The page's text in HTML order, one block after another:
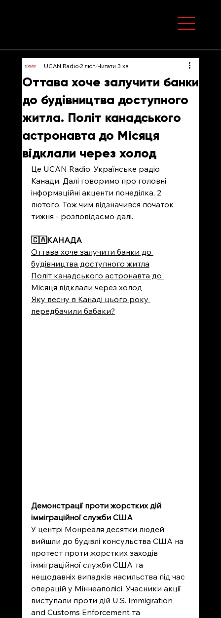
Оттава хоче залучити банки
до будівництва доступного
житла. Політ канадського
астронавта до Місяця
відклали через холод
UCAN Radio2 лют. Читати 3 хв
Це UCAN Radio. Українське радіо
Канади. Далі говоримо про головні
інформаційні акценти понеділка, 2
лютого. Тож чим відзначився початок
тижня - розповідаємо далі.
🇨🇦КАНАДА
Оттава хоче залучити банки до
будівництва доступного житла
Політ канадського астронавта до
Місяця відклали через холод
Яку весну в Канаді цього року
передбачили бабаки?
Демонстрації проти жорстких дій
імміграційної служби США
У центрі Монреаля десятки людей
вийшли до будівлі консульства США на
протест проти жорстких заходів
імміграційної служби США та
нещодавніх випадків насильства під час
операцій у Міннеаполісі. Учасники акції
виступали проти дій U.S. Immigration
and Customs Enforcement та